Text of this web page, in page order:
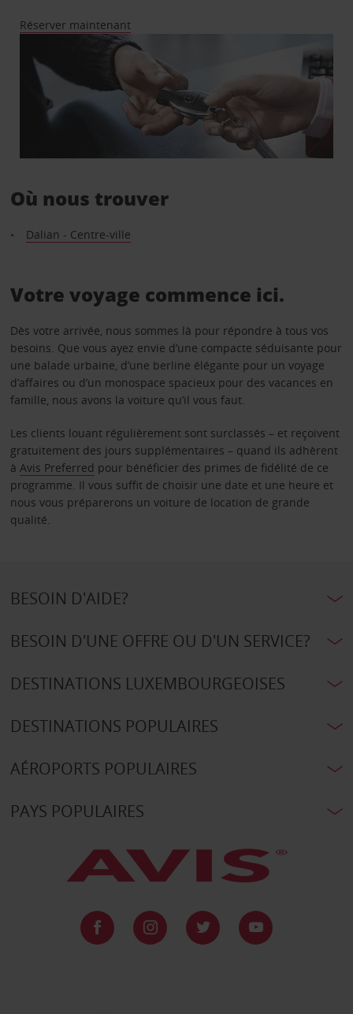
Réserver maintenant
Où nous trouver
Dalian - Centre-ville
Votre voyage commence ici.
Dès votre arrivée, nous sommes là pour répondre à tous vos
besoins. Que vous ayez envie d’une compacte séduisante pour
une balade urbaine, d’une berline élégante pour un voyage
d’affaires ou d’un monospace spacieux pour des vacances en
famille, nous avons la voiture qu’il vous faut.
Les clients louant régulièrement sont surclassés – et reçoivent
gratuitement des jours supplémentaires – quand ils adhèrent
à Avis Preferred pour bénéficier des primes de fidélité de ce
programme. Il vous suffit de choisir une date et une heure et
nous vous préparerons un voiture de location de grande
qualité.
BESOIN D'AIDE?
BESOIN D'UNE OFFRE OU D'UN SERVICE?
DESTINATIONS LUXEMBOURGEOISES
DESTINATIONS POPULAIRES
AÉROPORTS POPULAIRES
PAYS POPULAIRES